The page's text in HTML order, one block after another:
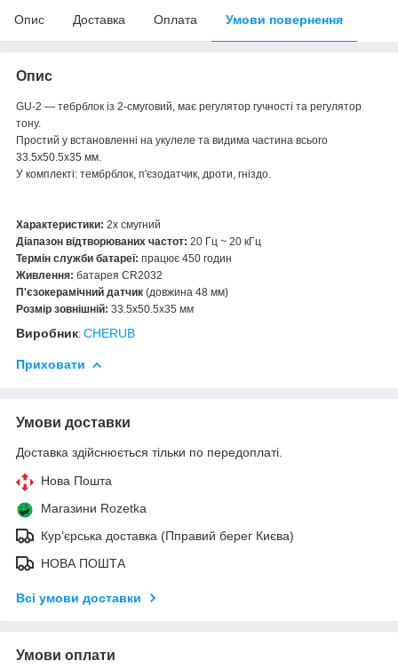
Опис Доставка Оплата Умови повернення
Опис
GU-2 — тебрблок із 2-смуговий, має регулятор гучності та регулятор
тону.
Простий у встановленні на укулеле та видима частина всього
33.5х50.5х35 мм.
У комплекті: тембрблок, п'єзодатчик, дроти, гніздо.
Характеристики: 2х смугний
Діапазон відтворюваних частот: 20 Гц ~ 20 кГц
Термін служби батареї: працює 450 годин
Живлення: батарея CR2032
П'єзокерамічний датчик (довжина 48 мм)
Розмір зовнішній: 33.5х50.5х35 мм
Виробник: CHERUB
Приховати
Умови доставки
Доставка здійснюється тільки по передоплаті.
Нова Пошта
Магазини Rozetka
Кур’єрська доставка (Пправий берег Києва)
НОВА ПОШТА
Всі умови доставки
Умови оплати